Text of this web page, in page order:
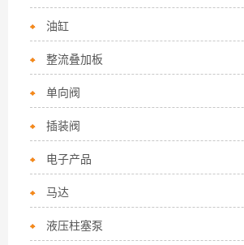
油缸
整流叠加板
单向阀
插装阀
电子产品
马达
液压柱塞泵